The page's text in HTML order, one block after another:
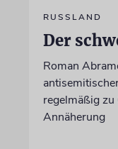
RUSSLAND
Der
Roman
regelmäßig zu
Annäherung